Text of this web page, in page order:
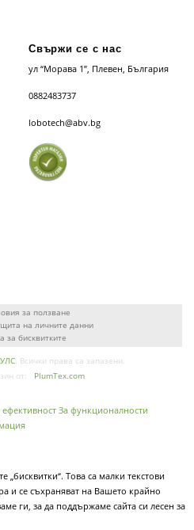
Свържи се с нас
ул “Морава 1”, Плевен, България
0882483737
lobotech@abv.bg
за ползване
на личните данни
за бисквитките
. Всички права са запазени.
от:
PlumTex.com
ефективностЗа функционалности
„бисквитки“. Това са малки текстови
и се съхраняват на Вашето крайно
ги, за да поддържаме сайта си лесен за